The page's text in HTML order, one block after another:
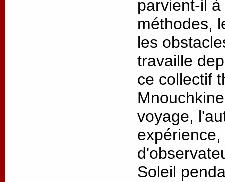
parvient-il
méthodes,
les
travaille
ce collectif
voyage,
Soleil